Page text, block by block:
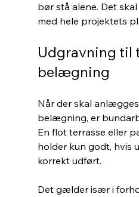
bør stå alene. Det
med hele projektets
Udgravning til
belægning
Når der skal
belægning, er
En flot terrasse eller
holder kun godt, hvis
korrekt udført.
Det gælder især i